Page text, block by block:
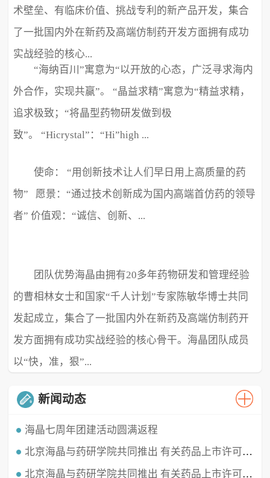
术壁垒、有临床价值、挑战专利的新产品开发，集合
了一批国内外在新药及高端仿制药开发方面拥有成功
实战经验的核心...
“海纳百川”寓意为“以开放的心态，广泛寻求海内
外合作，实现共赢”。 “晶益求精”寓意为“精益求精，
追求极致；“将晶型药物研发做到极
致”。 “Hicrystal”：“Hi”high ...
使命： “用创新技术让人们早日用上高质量的药
物” 愿景：“通过技术创新成为国内高端首仿药的领导
者” 价值观：“诚信、创新、...
极致、超越” ...
团队优势海晶由拥有20多年药物研发和管理经验
的曹相林女士和国家“千人计划”专家陈敏华博士共同
发起成立，集合了一批国内外在新药及高端仿制药开
发方面拥有成功实战经验的核心骨干。海晶团队成员
以“快，准，狠”...
新闻动态
海晶七周年团建活动圆满返程
时光穿梭，白驹过隙，海晶已经七周岁啦！这七年我们携手同行，履践致远，砥砺深耕。值此海晶周年庆典之北京海晶与药研学院共同推出 有关药品上市许可持有人（MAH）的直播课程
北京海晶生物医药科技有限公司董事长兼总经理曹相林女士再次受邀做客药研学院直播间，对药品上市许可持有
北京海晶与药研学院共同推出 有关药品上市许可持有人（MAH）的直播课程